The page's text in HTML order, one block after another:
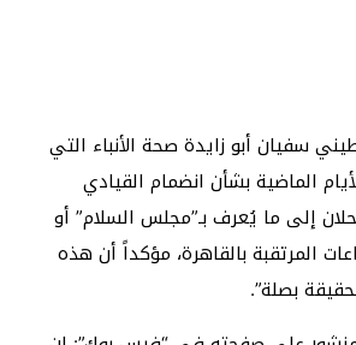
سفيان أبو زايدة صحة الأنباء التي
الماضية بشأن انضمام القيادي
إلى ما يُعرف بـ”مجلس السلام” أو
المرتقبة بالقاهرة، مؤكداً أن هذه
بصلة”.